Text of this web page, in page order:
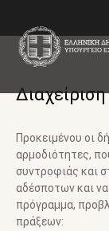
Προκειμένου οι
αρμοδιότητες,
συντροφιάς και
αδέσποτων και
πρόγραμμα,
πράξεων: